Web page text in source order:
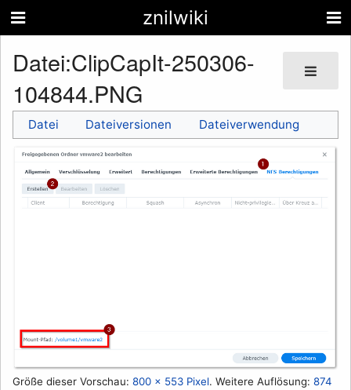
znilwiki
Datei:ClipCapIt-250306-
104844.PNG
Datei Dateiversionen Dateiverwendung
Größe dieser Vorschau: 800 × 553 Pixel. Weitere Auflösung: 874